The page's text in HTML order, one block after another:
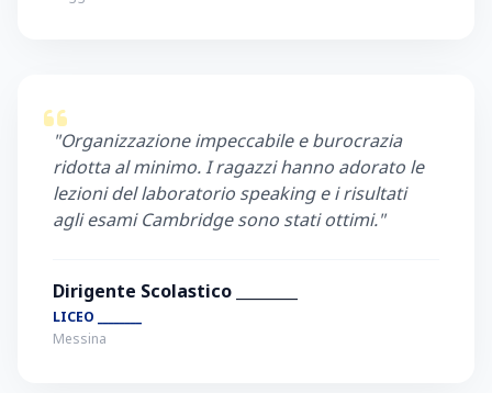
"Organizzazione impeccabile e burocrazia
ridotta al minimo. I ragazzi hanno adorato le
lezioni del laboratorio speaking e i risultati
agli esami Cambridge sono stati ottimi."
Dirigente Scolastico ________
LICEO ________
Messina